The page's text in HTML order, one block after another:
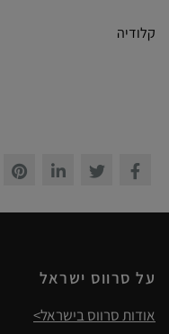
קלודיה
על סרווס ישראל
אודות סרווס בישראל>